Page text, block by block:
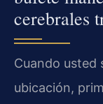
cerebrales
Cuando usted
ubicación,